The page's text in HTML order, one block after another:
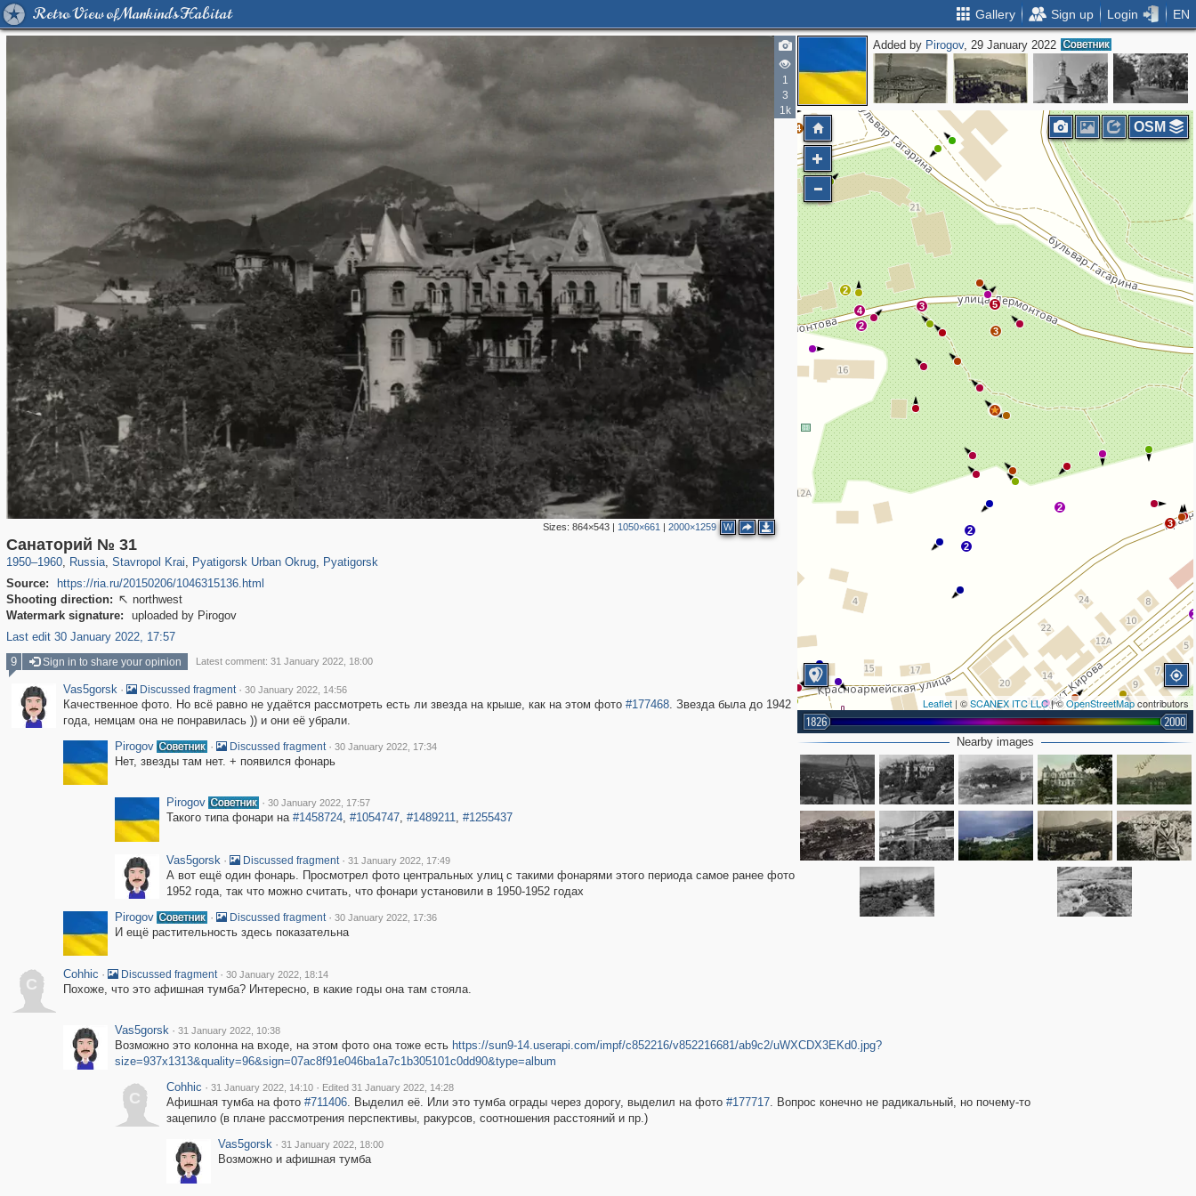
Retro View of Mankind's Habitat Gallery Sign up Login EN
1
3
1k
Sizes: 864×543| 1050×661 | 2000×1259 W
Санаторий № 31
1950–1960, Russia
1,407,206
, Stavropol Krai
11,845
, Pyatigorsk Urban Okrug, Pyatigorsk
Source:
https://ria.ru/20150206/1046315136.html
Shooting direction:  northwest
Watermark signature:
uploaded by Pirogov
Last edit 30 January 2022, 17:57
Added by Pirogov, 29 January 2022
3
3
2
2
2
7
3
2
2
2
2
4
4
4
2
2
2
3
3
5
Leaflet | ©SCANEX ITC LLC| ©OpenStreetMapcontributors
1826 2000
OSM
Nearby images
9 Sign in to share your opinion Latest comment: 31 January 2022, 18:00
Vas5gorsk · Discussed fragment · 30 January 2022, 14:56
Качественное фото. Но всё равно не удаётся рассмотреть есть ли звезда на крыше, как на этом фото #177468. Звезда была до 1942
года, немцам она не понравилась )) и они её убрали.
Pirogov
· Discussed fragment · 30 January 2022, 17:34
Нет, звезды там нет. + появился фонарь
Pirogov · 30 January 2022, 17:57
Такого типа фонари на #1458724, #1054747, #1489211, #1255437
Vas5gorsk · Discussed fragment · 31 January 2022, 17:49
А вот ещё один фонарь. Просмотрел фото центральных улиц с такими фонарями этого периода самое ранее фото
1952 года, так что можно считать, что фонари установили в 1950-1952 годах
Pirogov
· Discussed fragment · 30 January 2022, 17:36
И ещё растительность здесь показательна
C
Cohhic · Discussed fragment · 30 January 2022, 18:14
Похоже, что это афишная тумба? Интересно, в какие годы она там стояла.
Vas5gorsk · 31 January 2022, 10:38
Возможно это колонна на входе, на этом фото она тоже есть https://sun9-14.userapi.com/impf/c852216/v852216681/ab9c2/uWXCDX3EKd0.jpg?
size=937x1313&quality=96&sign=07ac8f91e046ba1a7c1b305101c0dd90&type=album
C
Cohhic · 31 January 2022, 14:10 · Edited 31 January 2022, 14:28
Афишная тумба на фото #711406. Выделил её. Или это тумба ограды через дорогу, выделил на фото #177717. Вопрос конечно не радикальный, но почему-то
зацепило (в плане рассмотрения перспективы, ракурсов, соотношения расстояний и пр.)
Vas5gorsk · 31 January 2022, 18:00
Возможно и афишная тумба